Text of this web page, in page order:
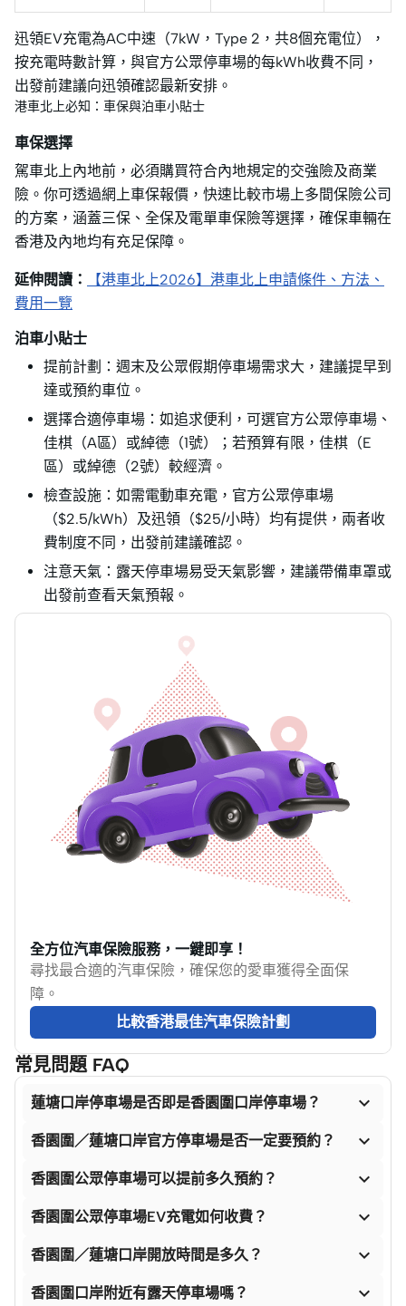
迅領EV充電為AC中速（7kW，Type 2，共8個充電位），
按充電時數計算，與官方公眾停車場的每kWh收費不同，
出發前建議向迅領確認最新安排。
港車北上必知：車保與泊車小貼士
車保選擇
駕車北上內地前，必須購買符合內地規定的交強險及商業
險。你可透過網上車保報價，快速比較市場上多間保險公司
的方案，涵蓋三保、全保及電單車保險等選擇，確保車輛在
香港及內地均有充足保障。
延伸閱讀：
【港車北上2026】港車北上申請條件、方法、
費用一覽
泊車小貼士
提前計劃：週末及公眾假期停車場需求大，建議提早到
達或預約車位。
選擇合適停車場：如追求便利，可選官方公眾停車場、
佳棋（A區）或綽德（1號）；若預算有限，佳棋（E
區）或綽德（2號）較經濟。
檢查設施：如需電動車充電，官方公眾停車場
（$2.5/kWh）及迅領（$25/小時）均有提供，兩者收
費制度不同，出發前建議確認。
注意天氣：露天停車場易受天氣影響，建議帶備車罩或
出發前查看天氣預報。
全方位汽車保險服務，一鍵即享！
尋找最合適的汽車保險，確保您的愛車獲得全面保
障。
比較香港最佳汽車保險計劃
常見問題 FAQ
蓮塘口岸停車場是否即是香園圍口岸停車場？ 
香園圍／蓮塘口岸官方停車場是否一定要預約？ 
香園圍公眾停車場可以提前多久預約？ 
香園圍公眾停車場EV充電如何收費？ 
香園圍／蓮塘口岸開放時間是多久？ 
香園圍口岸附近有露天停車場嗎？ 